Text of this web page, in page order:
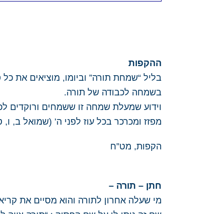
ההקפות
בליל “שמחת תורה” וביומו, מוציאים את
בשמחה לכבודה של תורה.
וידוע שמעלת שמחה זו ששמחים ורוקדים
מפזז ומכרכר בכל עוז לפני ה’ (שמואל ב, ו,
הקפות, מט”ח
חתן – תורה –
מי שעלה אחרון לתורה והוא מסיים את